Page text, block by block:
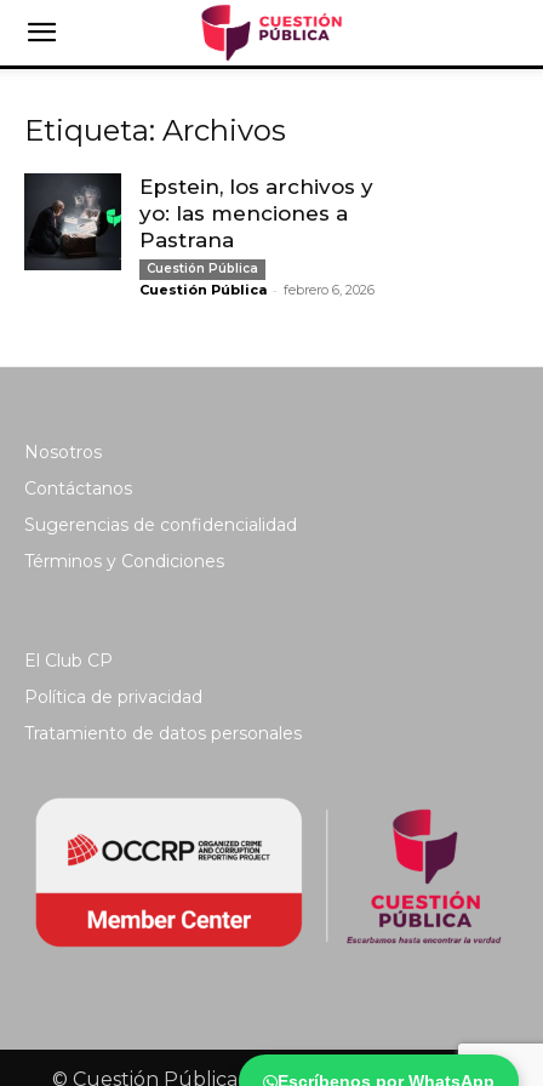
Escríbenos por WhatsApp
Etiqueta: Archivos
Epstein, los archivos y
yo: las menciones a
Pastrana
Cuestión Pública
Cuestión Pública - febrero 6, 2026
Nosotros
Contáctanos
Sugerencias de confidencialidad
Términos y Condiciones
El Club CP
Política de privacidad
Tratamiento de datos personales
© Cuestión Pública 2018 - Todos los derechos